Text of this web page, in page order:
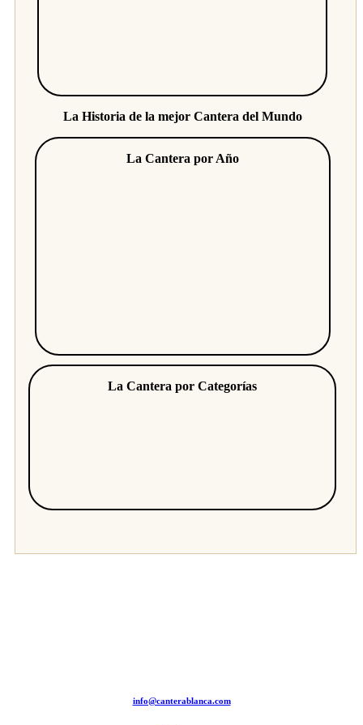
La Historia de la mejor Cantera del Mundo
La Cantera por Año
La Cantera por Categorías
info@canterablanca.com